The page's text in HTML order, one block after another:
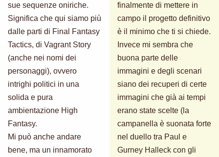
sue sequenze oniriche.
Significa che qui siamo più
dalle parti di Final Fantasy
Tactics, di Vagrant Story
(anche nei nomi dei
personaggi), ovvero
intrighi politici in una
solida e pura
ambientazione High
Fantasy.
Mi può anche andare
bene, ma un innamorato
finalmente di mettere in
campo il progetto definitivo
è il minimo che ti si chiede.
Invece mi sembra che
buona parte delle
immagini e degli scenari
siano dei recuperi di certe
immagini che già ai tempi
erano state scelte (la
campanella è suonata forte
nel duello tra Paul e
Gurney Halleck con gli